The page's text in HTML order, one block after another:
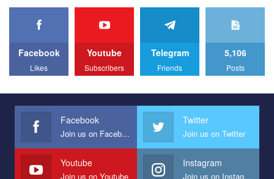
We appeal to your support and ask to help us implement our plan
All you have to do is to press "Like" below the video.
Эмоционально сильный ролик от команды "Гей-альянс
представляющий программу развития организации.
Мы просим вас поддержать нас и помочь нам реализовать
наш план по борьбе с насилием и дискриминацией на почве
СОГИ в Украине.
Все, что вам нужно сделать - это зайти на наш канал YouTube
Facebook
Likes
Youtube
Subscribers
Telegram
Friends
5,106
Posts
Facebook
Join us on Facebook
Twitter
Join us on Twitter
Youtube
Join us on Youtube
Instagram
Join us on Instagram